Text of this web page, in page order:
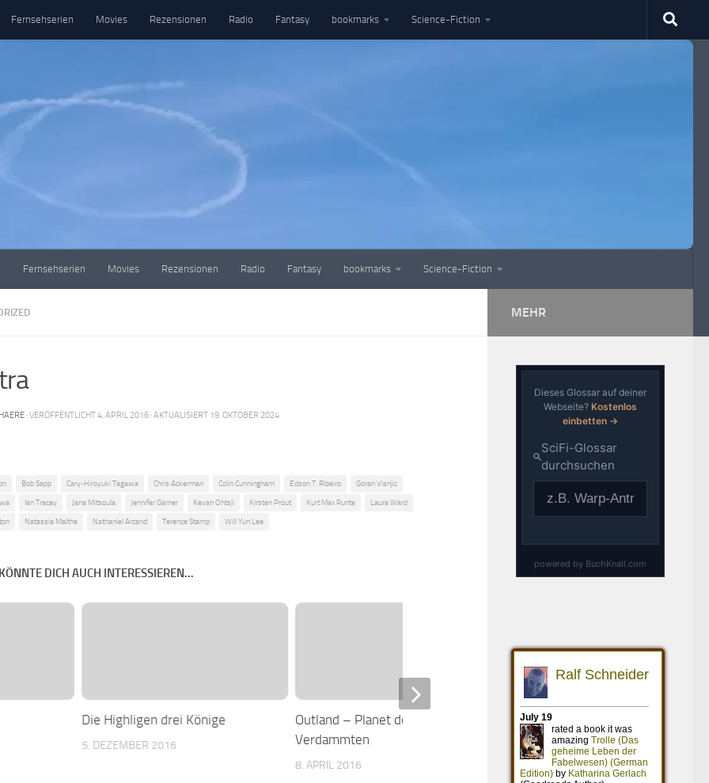
Fernsehserien Movies Rezensionen Radio Fantasy bookmarks Science-Fiction
Fernsehserien Movies Rezensionen Radio Fantasy bookmarks Science-Fiction
· VERÖFFENTLICHT4. APRIL 2016 · AKTUALISIERT 19. OKTOBER 2024
Bob Sapp Cary-Hiroyuki Tagawa Chris Ackerman Colin Cunningham Edson T. Ribeiro Goran Visnjic
Ian Tracey Jana Mitsoula Jennifer Garner Kevan Ohtsji Kirsten Prout Kurt Max Runte Laura Ward
Natassia Malthe Nathaniel Arcand Terence Stamp Will Yun Lee
DICH AUCH INTERESSIEREN...
Die Highligen drei Könige
5. DEZEMBER 2016
Outland – Planet der
Verdammten
8. APRIL 2016
End of Days – Nacht ohne
Morgen
10. APRIL 2016
MEHR